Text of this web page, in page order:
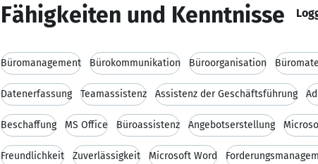
Fähigkeiten und Kenntnisse
Büromanagement Bürokommunikation Büroorganisation
Datenerfassung Teamassistenz Assistenz der Geschäftsführung
Beschaffung MS Office Büroassistenz Angebotserstellung
Freundlichkeit Zuverlässigkeit Microsoft Word